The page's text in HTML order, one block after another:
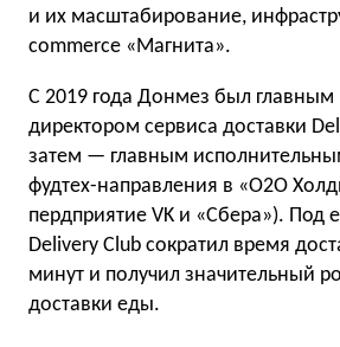
и их масштабирование,
commerce «Магнита».
С 2019 года Донмез был
директором сервиса доставки
затем — главным
фудтех-направления в «О2О
пердприятие VK и «Сбера»). Под
Delivery Club сократил время
минут и получил значительный
доставки еды.